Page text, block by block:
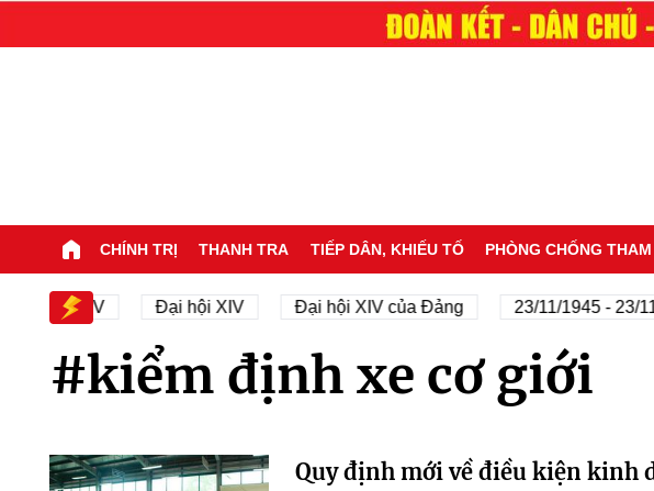
CHÍNH TRỊ THANH TRA TIẾP DÂN, KHIẾU TỐ PHÒNG CHỐNG
Đại hội XIV Đại hội XIV Đại hội XIV của Đảng 23/11/1945 - 23/
#kiểm định xe cơ giới
Quy định mới về điều kiện kinh